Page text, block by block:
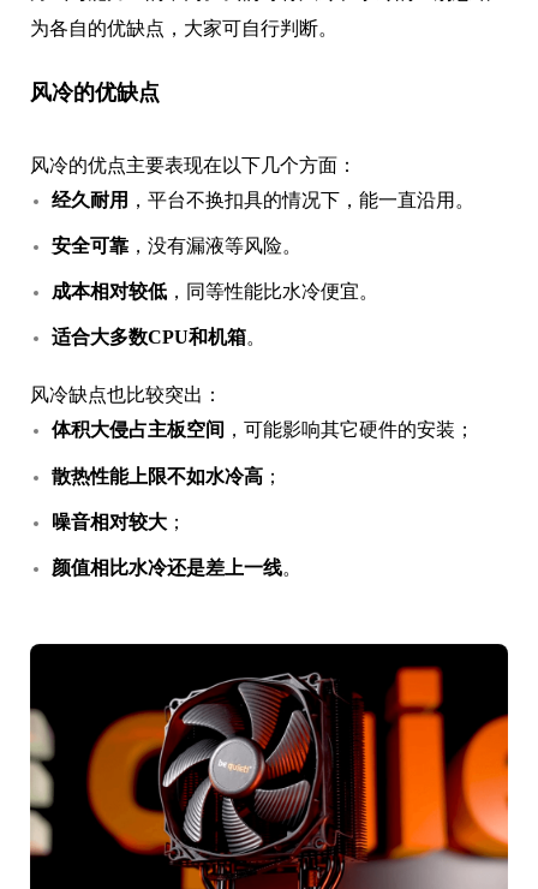
为各自的优缺点，大家可自行判断。
风冷的优缺点
风冷的优点主要表现在以下几个方面：
经久耐用 ，平台不换扣具的情况下，能一直沿用。
安全可靠 ，没有漏液等风险。
成本相对较低 ，同等性能比水冷便宜。
适合大多数CPU和机箱。
风冷缺点也比较突出：
体积大侵占主板空间 ，可能影响其它硬件的安装；
散热性能上限不如水冷高 ；
噪音相对较大 ；
颜值相比水冷还是差上一线。